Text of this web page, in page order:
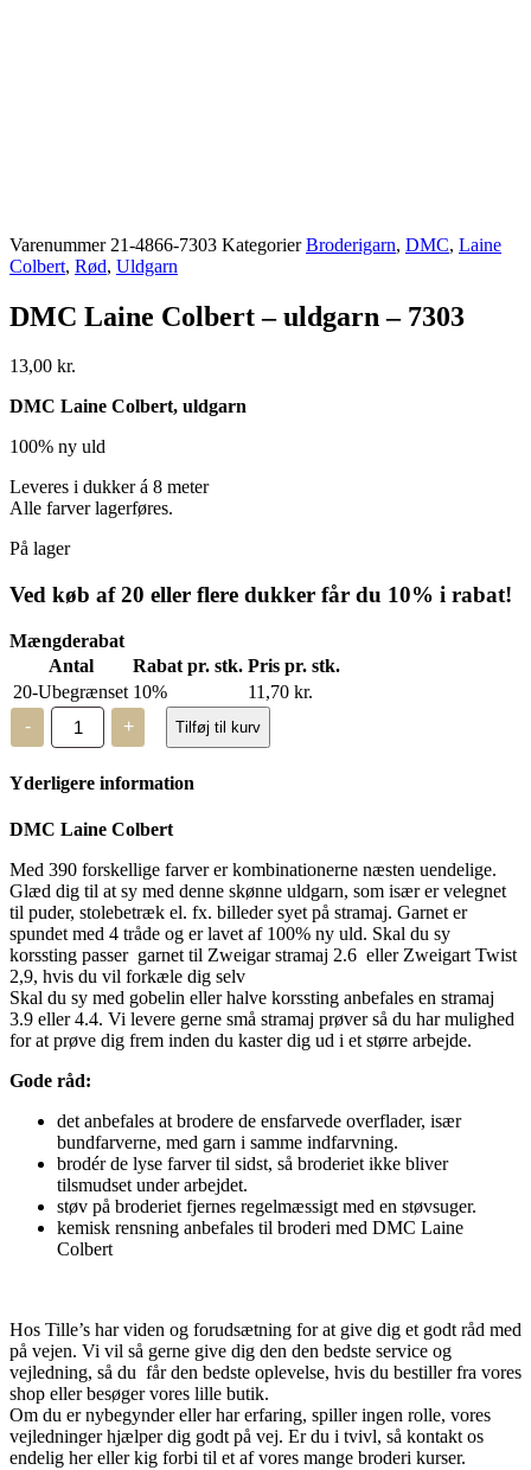
Varenummer 21-4866-7303 Kategorier Broderigarn, DMC, Laine
Colbert, Rød, Uldgarn
DMC Laine Colbert – uldgarn – 7303
13,00 kr.
DMC Laine Colbert, uldgarn
100% ny uld
Leveres i dukker á 8 meter
Alle farver lagerføres.
På lager
Ved køb af 20 eller flere dukker får du 10% i rabat!
Mængderabat
Antal
Rabat pr. stk. Pris pr. stk.
20-Ubegrænset 10% 11,70 kr.
-
DMC
Laine
Colbert
uldgarn
7303
+ Tilføj til kurv
Yderligere information
DMC Laine Colbert
Med 390 forskellige farver er kombinationerne næsten uendelige.
Glæd dig til at sy med denne skønne uldgarn, som især er velegnet
til puder, stolebetræk el. fx. billeder syet på stramaj. Garnet er
spundet med 4 tråde og er lavet af 100% ny uld. Skal du sy
korssting passer garnet til Zweigar stramaj 2.6 eller Zweigart Twist
2,9, hvis du vil forkæle dig selv
Skal du sy med gobelin eller halve korssting anbefales en stramaj
3.9 eller 4.4. Vi levere gerne små stramaj prøver så du har mulighed
for at prøve dig frem inden du kaster dig ud i et større arbejde.
Gode råd:
det anbefales at brodere de ensfarvede overflader, især
bundfarverne, med garn i samme indfarvning.
brodér de lyse farver til sidst, så broderiet ikke bliver
tilsmudset under arbejdet.
støv på broderiet fjernes regelmæssigt med en støvsuger.
kemisk rensning anbefales til broderi med DMC Laine
Colbert
Hos Tille’s har viden og forudsætning for at give dig et godt råd med
på vejen. Vi vil så gerne give dig den den bedste service og
vejledning, så du får den bedste oplevelse, hvis du bestiller fra vores
shop eller besøger vores lille butik.
Om du er nybegynder eller har erfaring, spiller ingen rolle, vores
vejledninger hjælper dig godt på vej. Er du i tvivl, så kontakt os
endelig her eller kig forbi til et af vores mange broderi kurser.